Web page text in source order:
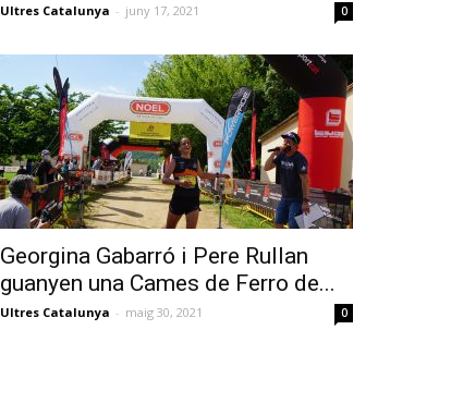
Ultres Catalunya - juny 17, 2021 0
Georgina Gabarró i Pere Rullan
guanyen una Cames de Ferro de...
Ultres Catalunya - maig 30, 2021 0